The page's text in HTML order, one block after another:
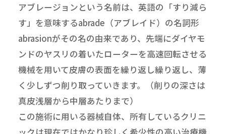
アブレージョンという名前は、英語の「すり減ら
す」を意味するabrade（アブレイド）の名詞形
abrasionがその名の由来であり、先端にダイヤモ
ンドのヤスリの着いたローターを高速回転させる
機械を用いて皮膚の表面を繰り返し繰り返し、薄
く少しずつ削り取っていきます。（削りの深さは
真皮浅層から中層あたりまで）
この施術に用いる器械自体、所有しているクリニ